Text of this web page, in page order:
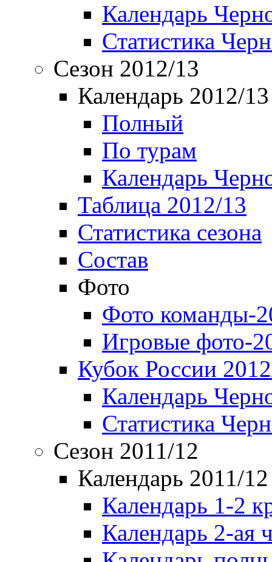
Календарь
Статистика
Сезон 2012/13
Календарь 2012/13
Полный
По турам
Календарь
Таблица 2012/13
Статистика сезона
Состав
Фото
Фото команды-
Игровые фото-
Кубок России
Календарь
Статистика
Сезон 2011/12
Календарь 2011/12
Календарь 1-2
Календарь 2-ая